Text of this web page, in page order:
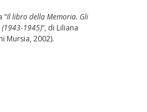
“Il libro della Memoria. Gli
1945)“, di Liliana
Mursia, 2002).